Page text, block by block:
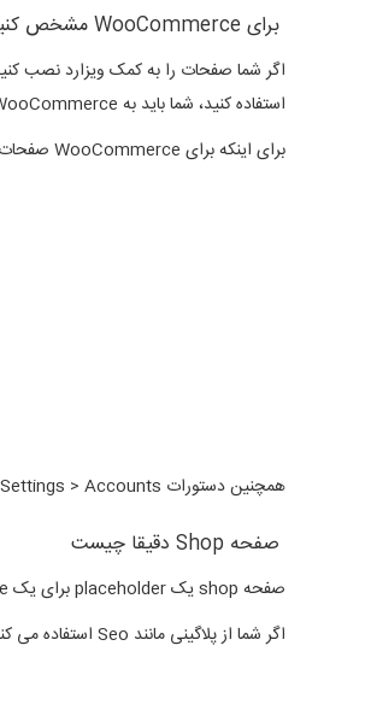
برای WooCommerce مشخص کنید از کدام صفحات استفاده کند
استفاده کنید، شما باید به WooCommerce صفحه ای را که میخواهید استفاده کنید را اعلام نمایید.
برای اینکه برای WooCommerce صفحات را مشخص کنید از دستور WooCommerce > Settings > Checkout استفاده کنید.
همچنین دستورات WooCommerce > Settings > Accounts. و WooCommerce > Settings > Products را هم برای سایر صفحات می توانید استفاده کنید.
صفحه Shop دقیقا چیست
صفحه shop یک placeholder برای یک post type archive برای محصولات . این صفحه ممکن است که متفاوت از سایر صفحات رندر شود.
اگر شما از پلاگینی مانند Seo استفاده می کنید ، این پلاگین ها ممکن است از post type archives سفارشی خود استفاده کنند. شما باید تنظیمات این صفحه را برای کنترل صفحه shop page خود تنظیم کنید.